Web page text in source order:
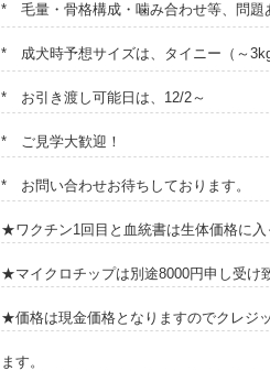
* 毛量・骨格構成・噛み合わせ等、問題
* 成犬時予想サイズは、タイニー（～3kg
* お引き渡し可能日は、12/2～
* ご見学大歓迎！
* お問い合わせお待ちしております。
★ワクチン1回目と血統書は生体価格に入
★マイクロチップは別途8000円申し受け
★価格は現金価格となりますのでクレジ
ます。